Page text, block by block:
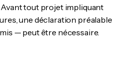
tout projet impliquant
une déclaration préalable
— peut être nécessaire.